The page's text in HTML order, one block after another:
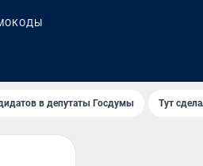
в депутаты Госдумы Тут